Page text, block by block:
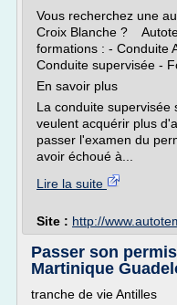
Vous recherchez une
Croix Blanche ?
formations : - Conduite
Conduite supervisée -
En savoir plus
La conduite supervisée
veulent acquérir plus
passer l'examen du
avoir échoué à...
Lire la suite
Site : http://
Passer son
Martinique
tranche de vie Antilles